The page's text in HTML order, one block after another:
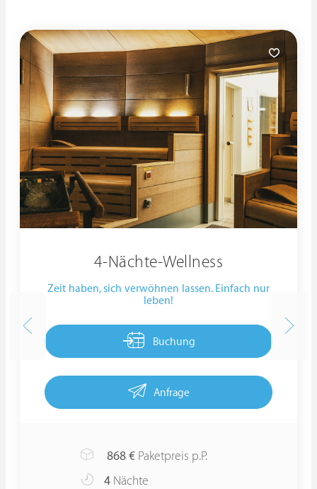
4-Nächte-Wellness
Zeit haben, sich verwöhnen lassen. Einfach nur
leben!
Buchung
Anfrage
868 € Paketpreis p.P.
4 Nächte